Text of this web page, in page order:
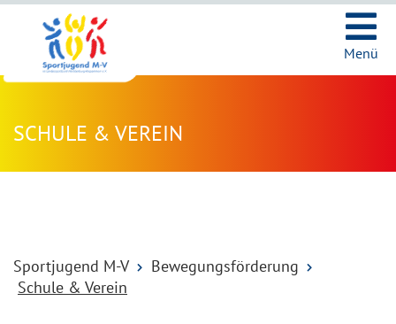
Menü
SCHULE & VEREIN
Sportjugend M-V
Bewegungsförderung
Schule & Verein